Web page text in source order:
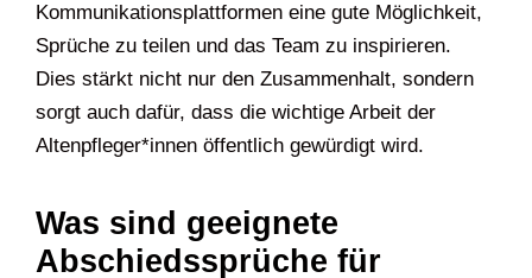
Kommunikationsplattformen eine gute Möglichkeit,
Sprüche zu teilen und das Team zu inspirieren.
Dies stärkt nicht nur den Zusammenhalt, sondern
sorgt auch dafür, dass die wichtige Arbeit der
Altenpfleger*innen öffentlich gewürdigt wird.
Was sind geeignete
Abschiedssprüche für